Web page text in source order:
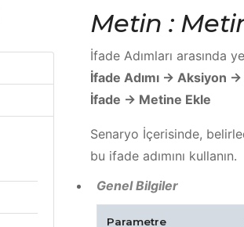
Metin :
İfade Adımları arasında
İfade Adımı -> Aksiyon -
İfade -> Metine Ekle
Senaryo İçerisinde,
bu ifade adımını kullanın.
Genel Bilgiler
Parametre